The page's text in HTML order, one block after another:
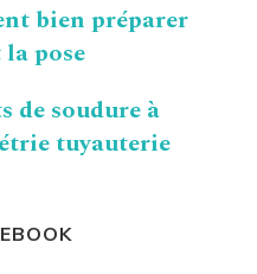
bien préparer
pose
de soudure à
tuyauterie